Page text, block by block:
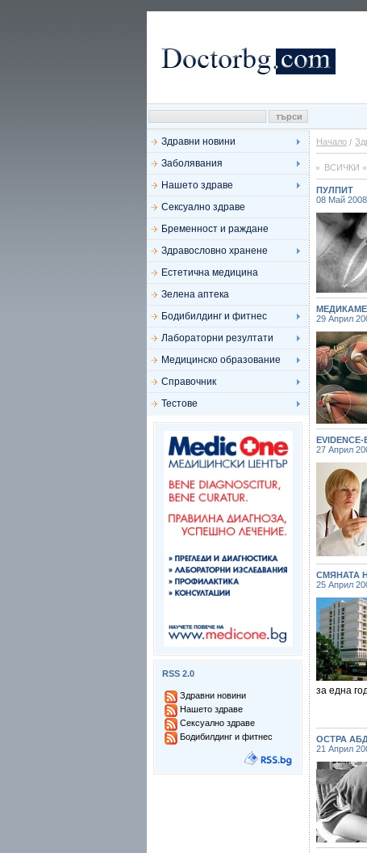
Здравни новини
Заболявания
Нашето здраве
Сексуално здраве
Бременност и раждане
Здравословно хранене
Естетична медицина
Зелена аптека
Бодибилдинг и фитнес
Лабораторни резултати
Медицинско образование
Справочник
Тестове
RSS 2.0
Здравни новини
Нашето здраве
Сексуално здраве
Бодибилдинг и фитнес
Начало
ВСИЧКИ
ПУЛПИТ
08 Май 2008
29 Април
27 Април
СМЯНАТА
25 Април
за една
ОСТРА
21 Април